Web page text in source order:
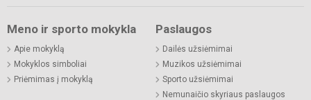
Meno ir sporto mokykla
Apie mokyklą
Mokyklos simboliai
Priėmimas į mokyklą
Paslaugos
Dailės užsiėmimai
Muzikos užsiėmimai
Sporto užsiėmimai
Nemunaičio skyriaus paslaugos